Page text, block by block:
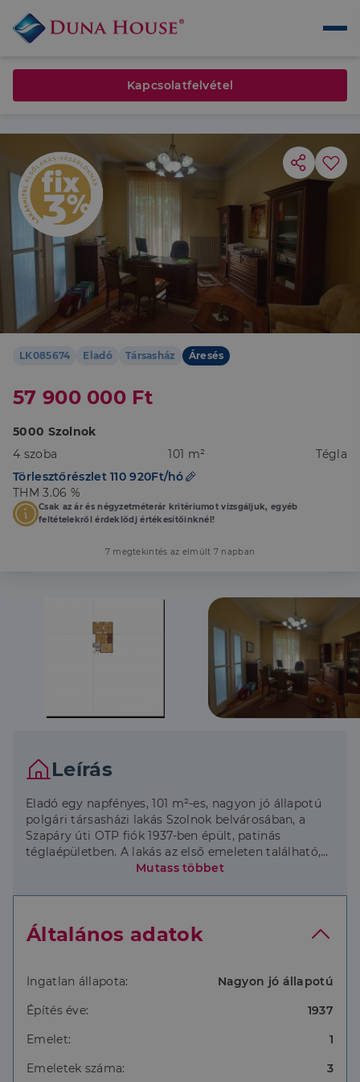
LK085674 Eladó Társasház Áresés
57 900 000 Ft
5000 Szolnok
4 szoba
101 m²
Tégla
Törlesztőrészlet 110 920Ft/hó
THM 3.06 %
Csak az ár és négyzetméterár kritériumot vizsgáljuk, egyéb
feltételekről érdeklődj értékesítőinknél!
7 megtekintés az elmúlt 7 napban
Leírás
Eladó egy napfényes, 101 m²-es, nagyon jó állapotú
polgári társasházi lakás Szolnok belvárosában, a
Szapáry úti OTP fiók 1937-ben épült, patinás
téglaépületben. A lakás az első emeleten található,
ahova egy nagyon kényelmes lépcső vezet fel, de
tökéletesen alkalmas irodának vagy rendelőnek is,
rendelkezik, így egész évben kellemes a
található, így nagyon csendes. A nyugati oldalon
Szapáry útra néz és a nagy üvegfelület napfényessé
Ez a csodálatos ingatlan egyedülálló kötődést kínál
a történelemhez és a modern kényelemhez. A lakás
Mutass többet
Általános adatok
Ingatlan állapota:
Nagyon jó állapotú
Építés éve:
1937
Emelet:
1
Emeletek száma:
3
Kapcsolatfelvétel